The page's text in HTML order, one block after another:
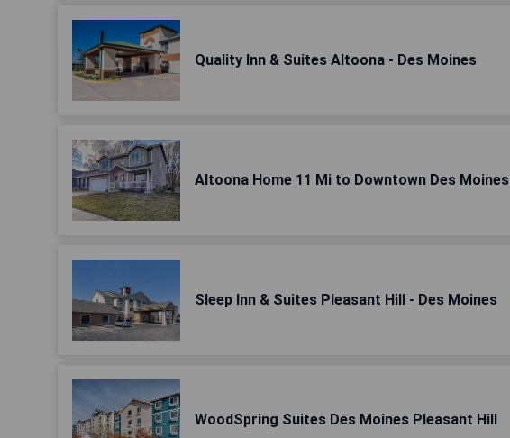
Quality Inn & Suites Altoona - Des Moines
Altoona Home 11 Mi to Downtown Des Moines
Sleep Inn & Suites Pleasant Hill - Des Moines
WoodSpring Suites Des Moines Pleasant Hill